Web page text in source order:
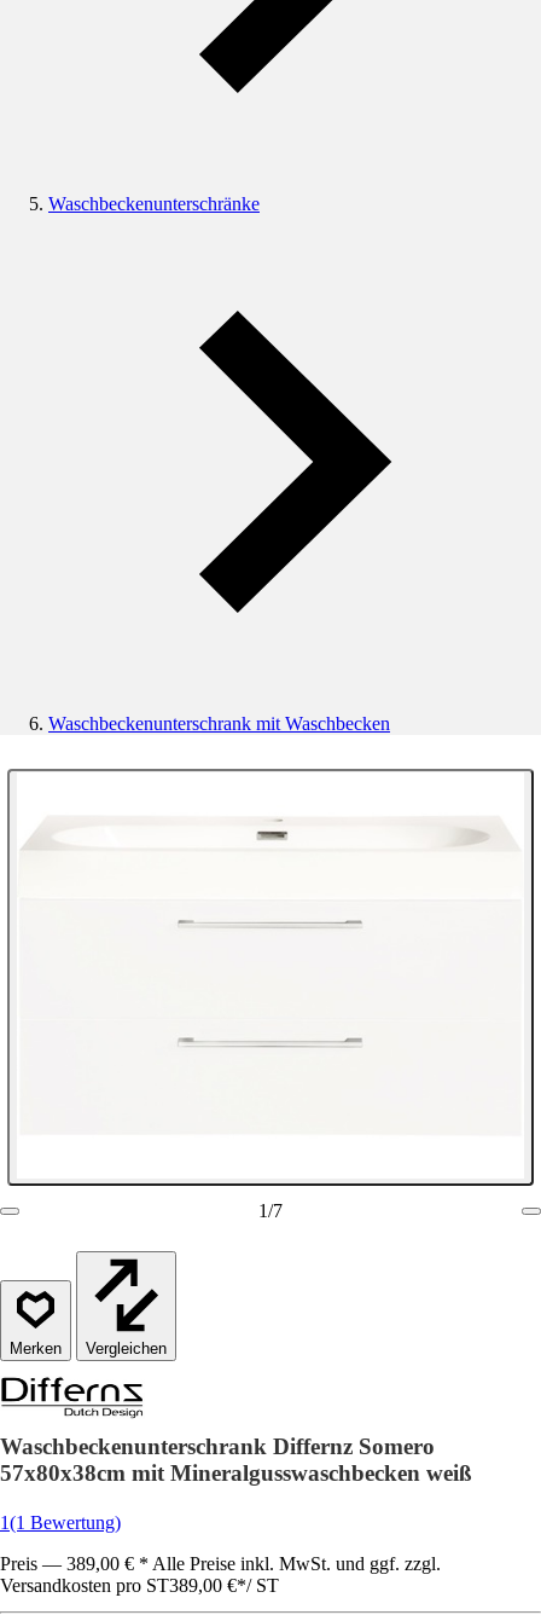
Waschbeckenunterschränke
Waschbeckenunterschrank mit Waschbecken
1/7
Vergleichen
Waschbeckenunterschrank Differnz Somero
57x80x38cm mit Mineralgusswaschbecken weiß
1(1 Bewertung)
Preis — 389,00 € * Alle Preise inkl. MwSt. und ggf. zzgl.
Versandkosten pro ST389,00 €*/ ST